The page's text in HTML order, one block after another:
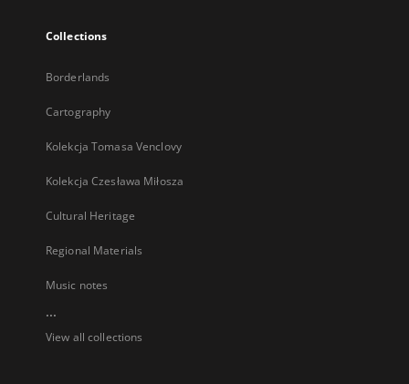
Collections
Borderlands
Cartography
Kolekcja Tomasa Venclovy
Kolekcja Czesława Miłosza
Cultural Heritage
Regional Materials
Music notes
...
View all collections